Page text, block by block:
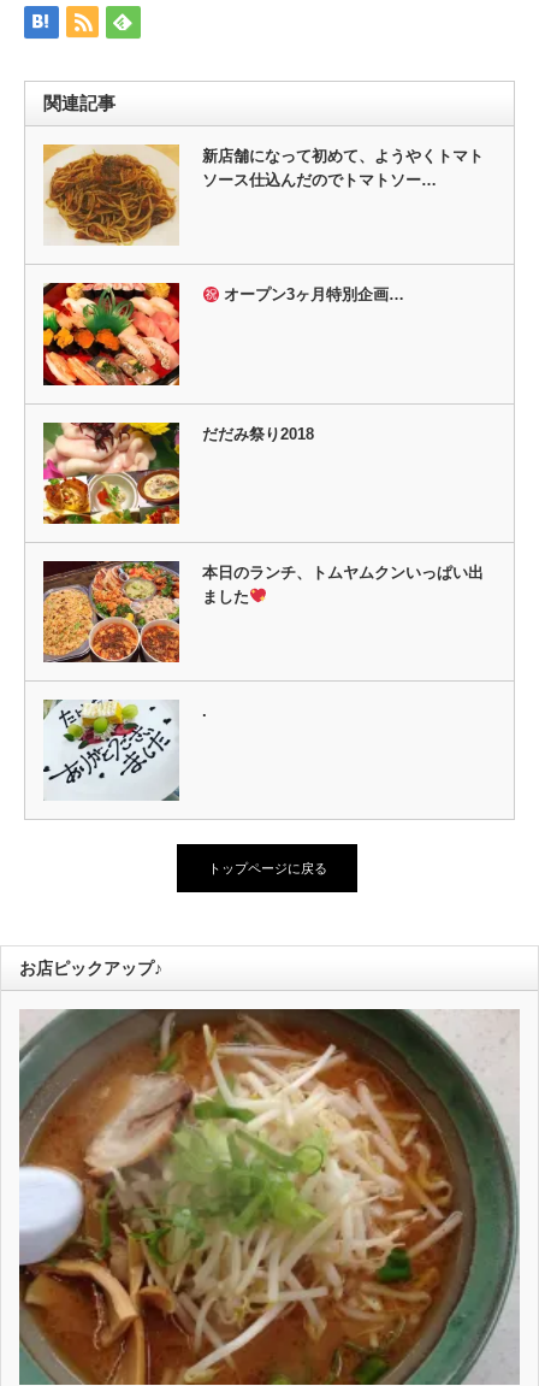
し
い
ウ
ド
ウ
で
開
き
ま
す)
ク
し
て
さ
し
い
ウ
ィ
ン
ド
ウ
で
開
ま
す)
関連記事
新店舗になって初めて、ようやくトマト
ソース仕込んだのでトマトソー…
オープン3ヶ月特別企画…
だだみ祭り2018
本日のランチ、トムヤムクンいっぱい出
ました
.
トップページに戻る
お店ピックアップ♪